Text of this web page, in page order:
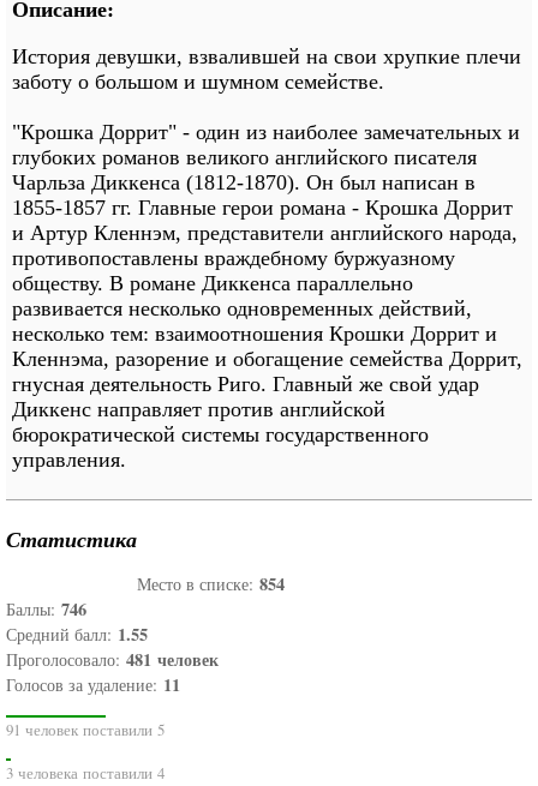
Описание:
История девушки, взвалившей на свои хрупкие плечи
заботу о большом и шумном семействе.
"Крошка Доррит" - один из наиболее замечательных и
глубоких романов великого английского писателя
Чарльза Диккенса (1812-1870). Он был написан в
1855-1857 гг. Главные герои романа - Крошка Доррит
и Артур Кленнэм, представители английского народа,
противопоставлены враждебному буржуазному
обществу. В романе Диккенса параллельно
развивается несколько одновременных действий,
несколько тем: взаимоотношения Крошки Доррит и
Кленнэма, разорение и обогащение семейства Доррит,
гнусная деятельность Риго. Главный же свой удар
Диккенс направляет против английской
бюрократической системы государственного
управления.
Статистика
Место в списке: 854
Баллы: 746
Средний балл: 1.55
Проголосовало: 481 человек
Голосов за удаление: 11
91 человек поставили 5
3 человека поставили 4